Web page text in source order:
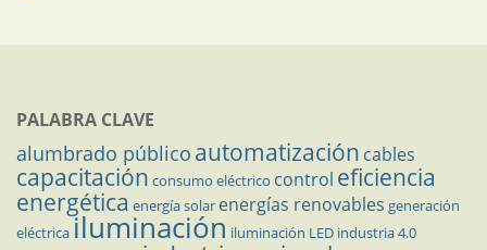
PALABRA CLAVE
alumbrado público automatización cables
capacitación consumo eléctrico control eficiencia
energética energía solar energías renovables generación
eléctricailuminación iluminación LED industria 4.0